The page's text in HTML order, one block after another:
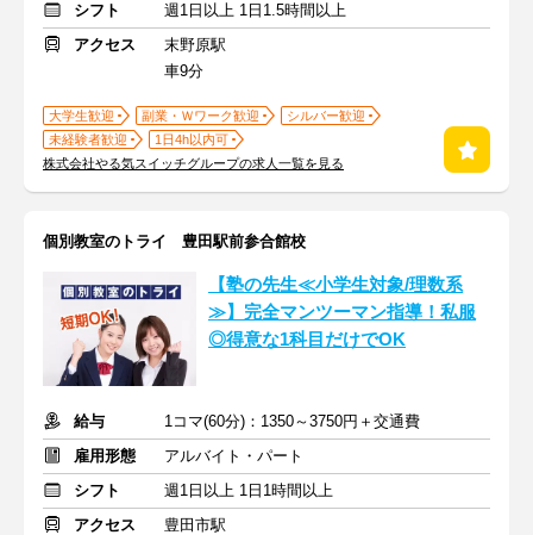
シフト
週1日以上 1日1.5時間以上
アクセス
末野原駅
車9分
大学生歓迎 副業・Ｗワーク歓迎
シルバー歓迎
未経験者歓迎
1日4h以内可
株式会社やる気スイッチグループの求人一覧を見る
個別教室のトライ 豊田駅前参合館校
【塾の先生≪小学生対象/理数系
≫】完全マンツーマン指導！私服
◎得意な1科目だけでOK
給与
1コマ(60分)：1350～3750円＋交通費
雇用形態
アルバイト・パート
シフト
週1日以上 1日1時間以上
アクセス
豊田市駅